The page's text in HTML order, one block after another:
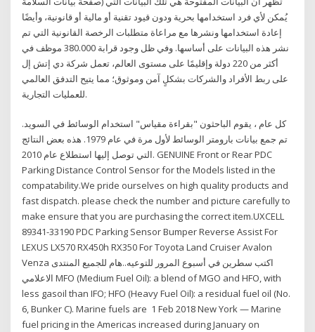
يُمكن لأي فرد استخدامها بحرية ودون قيود تقنية أو مالية أو قانونية، وأيضًا
إعادة استخدامها ونشرها مع مراعاة متطلبات الرخصة القانونية التي تم
نشر هذه البيانات على أساسها. وفي ظل وجود قرابة 380.000 موظف في
أكثر من 220 دولة وإقليمًا على مستوى العالم، تعمل شركة دي إتش إل
على ربط الأفراد والشركات بشكلٍ آمن وموثوق؛ مما يتيح التدفق العالمي
للعمليات التجارية.
كل عام ، يقوم الباحثون "بقراءة مقياس" استخدام الوسائط في السويد.
تم جمع بيانات بارومتر الوسائط لأول مرة في عام 1979. هذه بعض النتائج
التي توصل إليها استطلاع عام 2010. GENUINE Front or Rear PDC
Parking Distance Control Sensor for the Models listed in the
compatability.We pride ourselves on high quality products and
fast dispatch. please check the number and picture carefully to
make ensure that you are purchasing the correct item.UXCELL
89341-33190 PDC Parking Sensor Bumper Reverse Assist For
LEXUS LX570 RX450h RX350 For Toyota Land Cruiser Avalon
Venza اكتب سطرين في أسبوع المرور للتوعيه..هام للجميع المنتدى
الاعلامي MFO (Medium Fuel Oil): a blend of MGO and HFO, with
less gasoil than IFO; HFO (Heavy Fuel Oil): a residual fuel oil (No.
6, Bunker C). Marine fuels are 1 Feb 2018 New York — Marine
fuel pricing in the Americas increased during January on